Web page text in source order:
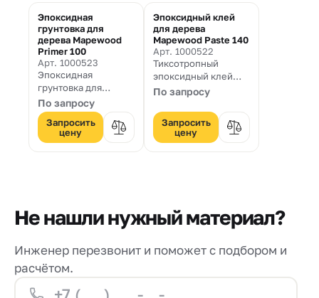
Эпоксидная
грунтовка для
дерева Mapewood
Primer 100
Арт. 1000523
Эпоксидная
грунтовка для
деревянных
конструкций
По запросу
Запросить
цену
Эпоксидный клей
для дерева
Mapewood Paste 140
Арт. 1000522
Тиксотропный
эпоксидный клей
для восстановления
деревянных
структурных
элементов
По запросу
Запросить
цену
Не нашли нужный материал?
Инженер перезвонит и поможет с подбором и
расчётом.